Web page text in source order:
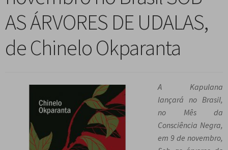
n
u
d
e
s
m
e
n
u
d
n
i
r
m
e
n
e
s
c
e
n
d
r
u
d
e
s
a
d
e
n
u
d
Meu cadastro
AS ÁRVORES DE UDALAS,
de Chinelo Okparanta
A Kapulana
lançará no Brasil,
no Mês da
Consciência Negra,
em 9 de novembro,